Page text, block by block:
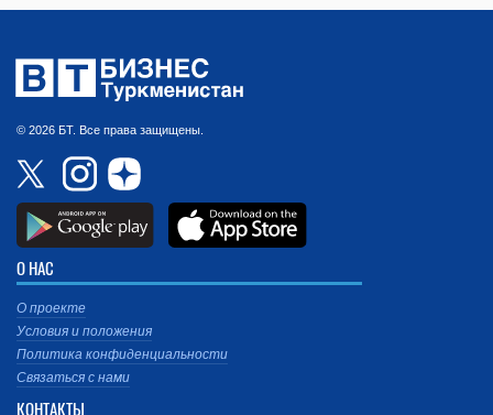
© 2026 БТ. Все права защищены.
О НАС
О проекте
Условия и положения
Политика конфиденциальности
Связаться с нами
КОНТАКТЫ